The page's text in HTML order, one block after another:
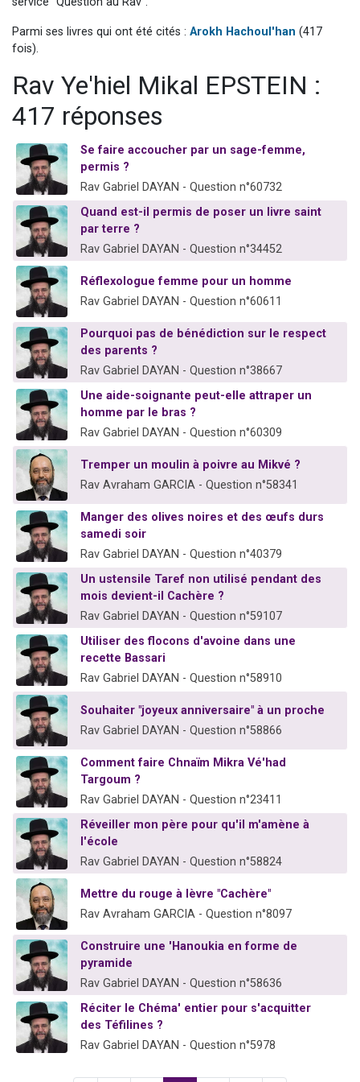
Il reste 49 places pour étudier en groupe sur Zoom
Nathaniel vient de donner son Maasser
Parmi ses livres qui ont été cités : Arokh Hachoul'han (417
fois).
Rav Ye'hiel Mikal EPSTEIN :
417 réponses
Se faire accoucher par un sage-femme,
permis ?
Rav Gabriel DAYAN - Question n°60732
Quand est-il permis de poser un livre saint
par terre ?
Rav Gabriel DAYAN - Question n°34452
Réflexologue femme pour un homme
Rav Gabriel DAYAN - Question n°60611
Pourquoi pas de bénédiction sur le respect
des parents ?
Rav Gabriel DAYAN - Question n°38667
Une aide-soignante peut-elle attraper un
homme par le bras ?
Rav Gabriel DAYAN - Question n°60309
Tremper un moulin à poivre au Mikvé ?
Rav Avraham GARCIA - Question n°58341
Manger des olives noires et des œufs durs
samedi soir
Rav Gabriel DAYAN - Question n°40379
Un ustensile Taref non utilisé pendant des
mois devient-il Cachère ?
Rav Gabriel DAYAN - Question n°59107
Utiliser des flocons d'avoine dans une
recette Bassari
Rav Gabriel DAYAN - Question n°58910
Souhaiter "joyeux anniversaire" à un proche
Rav Gabriel DAYAN - Question n°58866
Comment faire Chnaïm Mikra Vé'had
Targoum ?
Rav Gabriel DAYAN - Question n°23411
Réveiller mon père pour qu'il m'amène à
l'école
Rav Gabriel DAYAN - Question n°58824
Mettre du rouge à lèvre "Cachère"
Rav Avraham GARCIA - Question n°8097
Construire une 'Hanoukia en forme de
pyramide
Rav Gabriel DAYAN - Question n°58636
Réciter le Chéma' entier pour s'acquitter
des Téfilines ?
Rav Gabriel DAYAN - Question n°5978